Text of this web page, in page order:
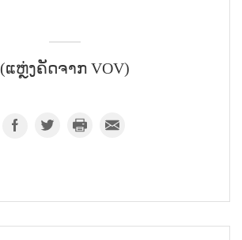
(ແຫຼ່ງຄັດຈາກ VOV)